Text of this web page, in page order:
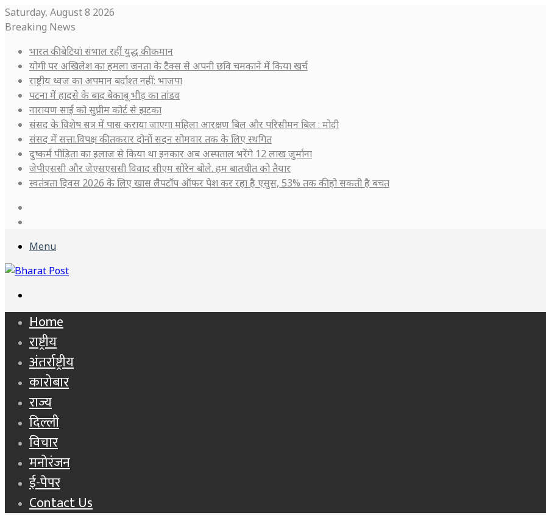
Saturday, August 8 2026
Breaking News
भारत की बेटियां संभाल रहीं युद्ध की कमान
योगी पर अखिलेश का हमला जनता के टैक्स से अपनी छवि चमकाने में किया खर्च
राष्ट्रीय ध्वज का अपमान बर्दाश्त नहीं: भाजपा
पटना में हादसे के बाद बेकाबू भीड़ का तांडव
नारायण साईं को सुप्रीम कोर्ट से झटका
संसद के विशेष सत्र में पास कराया जाएगा महिला आरक्षण बिल और परिसीमन बिल : मोदी
संसद में सत्ता.विपक्ष की तकरार दोनों सदन सोमवार तक के लिए स्थगित
दुष्कर्म पीड़िता का इलाज से किया था इनकार अब अस्पताल भरेंगे 12 लाख जुर्माना
जेपीएससी और जेएसएससी विवाद सीएम सोरेन बोले. हम बातचीत को तैयार
स्वतंत्रता दिवस 2026 के लिए खास लैपटॉप ऑफर पेश कर रहा है एसुस, 53% तक की हो सकती है बचत
Menu
for
Home
राष्ट्रीय
अंतर्राष्ट्रीय
कारोबार
राज्य
दिल्ली
विचार
मनोरंजन
ई-पेपर
Contact Us